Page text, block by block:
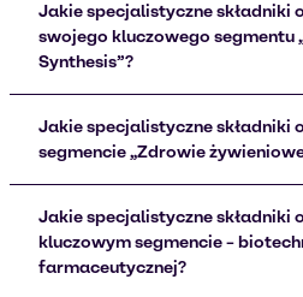
Jakie specjalistyczne składniki
swojego kluczowego segmentu
Synthesis”?
Jakie specjalistyczne składniki
segmencie „Zdrowie
Jakie specjalistyczne składniki
kluczowym segmencie –
farmaceutycznej?